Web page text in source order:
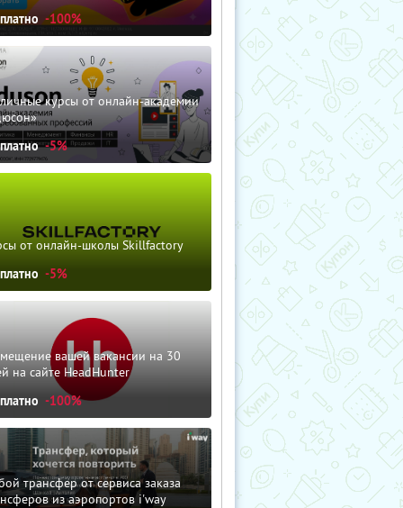
-100%
курсы от онлайн-академии
-5%
от онлайн-школы Skillfactory
-5%
вашей вакансии на 30
на сайте HeadHunter
-100%
трансфер от сервиса заказа
из аэропортов i'way